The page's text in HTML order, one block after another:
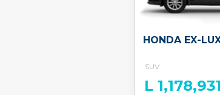
HONDA EX-
SUV
L